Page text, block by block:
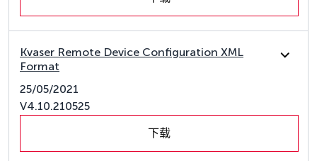
Kvaser Remote Device Configuration XML
Format
25/05/2021
V4.10.210525
下载